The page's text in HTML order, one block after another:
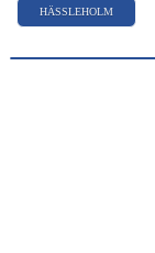
HÄSSLEHOLM